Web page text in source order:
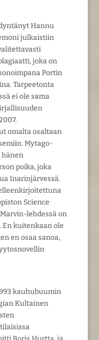
Hannu
julkaistiin
joka on
Portin
Tarpeetonta
ei ole sama
omalta osaltaan
Mytago-
hänen
poika, joka
Inarinjärvessä.
Science
lehdessä on
kuitenkaan ole
en osaa sanoa,
kauhubuumin
Kultainen